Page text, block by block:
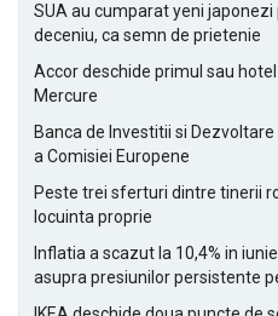
SUA au cumparat yeni
deceniu, ca semn de prietenie
Accor deschide primul sau
Mercure
Banca de Investitii si
a Comisiei Europene
Peste trei sferturi dintre tinerii
locuinta proprie
Inflatia a scazut la 10,4% in
asupra presiunilor persistente